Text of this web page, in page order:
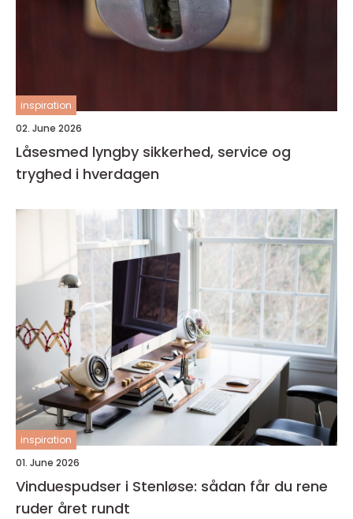
inspiration
02. June 2026
Låsesmed lyngby sikkerhed, service og
tryghed i hverdagen
inspiration
01. June 2026
Vinduespudser i Stenløse: sådan får du rene
ruder året rundt